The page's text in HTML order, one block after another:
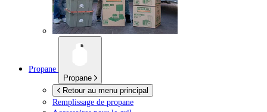
Propane
Propane
Retour au menu principal
Remplissage de propane